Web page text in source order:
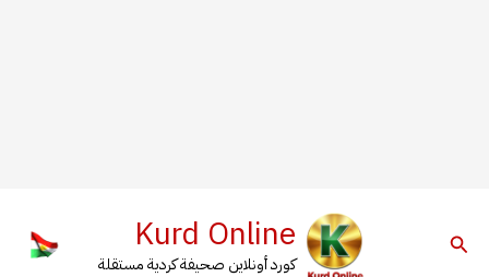
البحث Kurd Online
كورد أونلاين صحيفة كردية مستقلة